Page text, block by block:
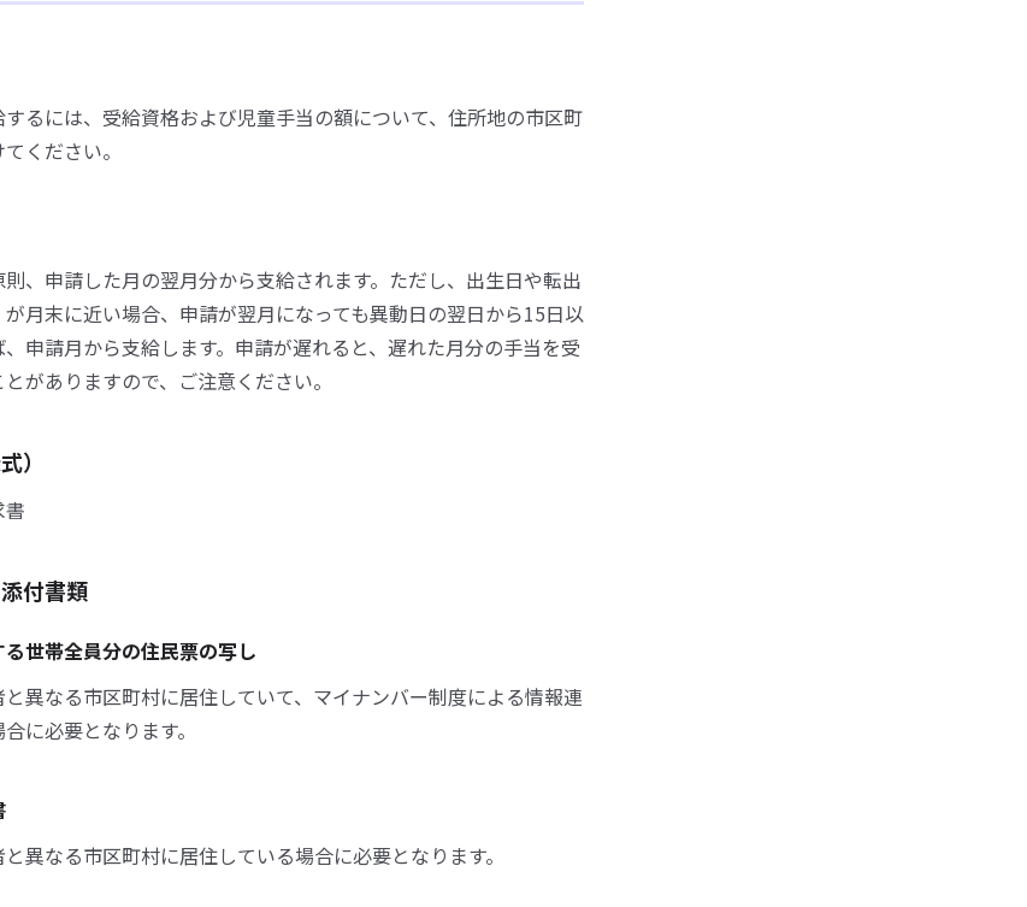
るには、受給資格および児童手当の額について、住所地の市区町
ください。
、申請した月の翌月分から支給されます。ただし、出生日や転出
月末に近い場合、申請が翌月になっても異動日の翌日から15日以
申請月から支給します。申請が遅れると、遅れた月分の手当を受
がありますので、ご注意ください。
）
書
付書類
世帯全員分の住民票の写し
異なる市区町村に居住していて、マイナンバー制度による情報連
に必要となります。
異なる市区町村に居住している場合に必要となります。